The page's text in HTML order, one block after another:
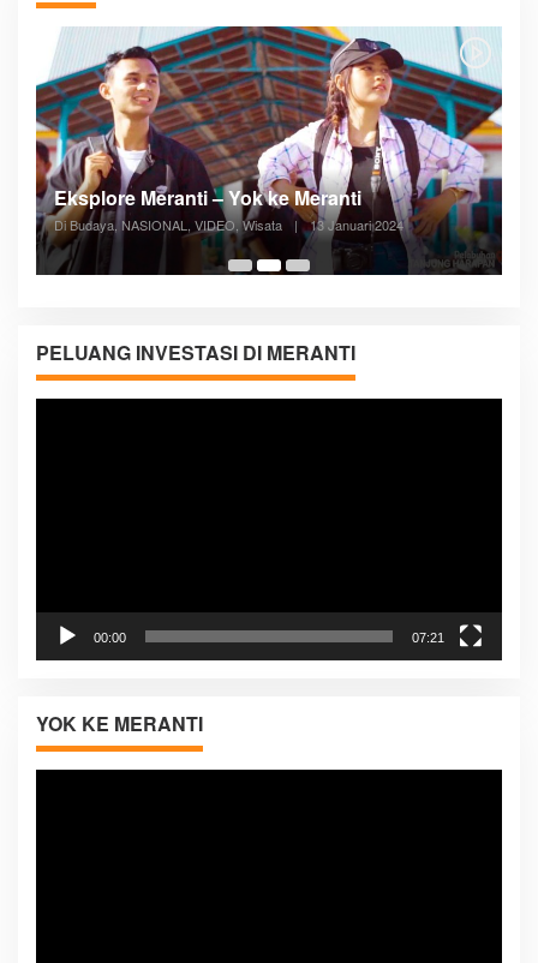
05:08
Posyandu Melayani Semua Siklus Hidup
Di ADVERTORIAL, Kesehatan, VIDEO 27 Desember 2023
PELUANG INVESTASI DI MERANTI
Pemutar
00:00 07:21
YOK KE MERANTI
Pemutar